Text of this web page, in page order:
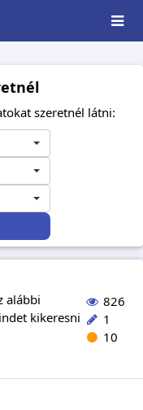
szeretnél látni:
alábbi
kikeresni
826
1
10